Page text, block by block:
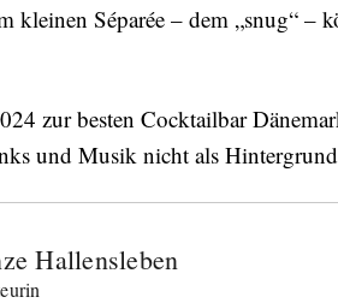
kleinen Séparée – dem „snug“
zur besten Cocktailbar
und Musik nicht als
Hallensleben